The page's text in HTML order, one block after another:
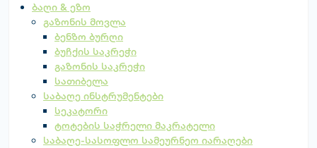
ბაღი & ეზო
გაზონის მოვლა
ბენზო ბურღი
ბუჩქის საკრეჭი
გაზონის საკრეჭი
სათიბელა
საბაღე ინსტრუმენტები
სეკატორი
ტოტების საჭრელი მაკრატელი
საბაღე-სასოფლო სამეურნეო იარაღები